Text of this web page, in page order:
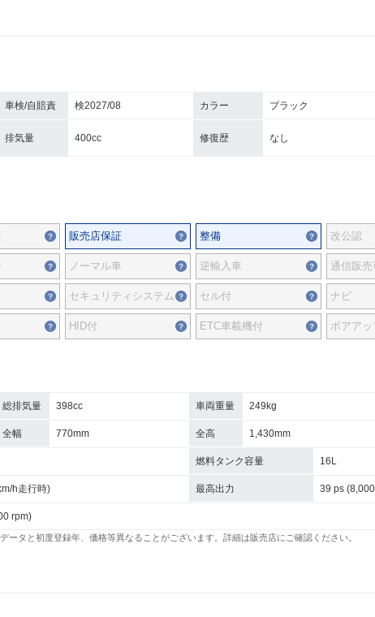
車検/自賠責 検2027/08 カラー ブラック
排気量 400cc 修復歴 なし
販売店保証 整備 改公認
ノーマル車 逆輸入車 通信販売
セキュリティシステム セル付 ナビ
HID付 ETC車載機付 ボアアッ
総排気量 398cc 車両重量 249kg
全幅 770mm 全高 1,430mm
燃料タンク容量 16L
h走行時) 最高出力 39 ps
rpm)
タと初度登録年、価格等異なることがございます。詳細は販売店にご確認ください。